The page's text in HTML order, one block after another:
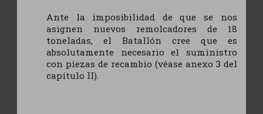
Ante la imposibilidad de que se nos
asignen nuevos remolcadores de 18
toneladas, el Batallón cree que es
absolutamente necesario el suministro
con piezas de recambio (véase anexo 3 del
capítulo II).